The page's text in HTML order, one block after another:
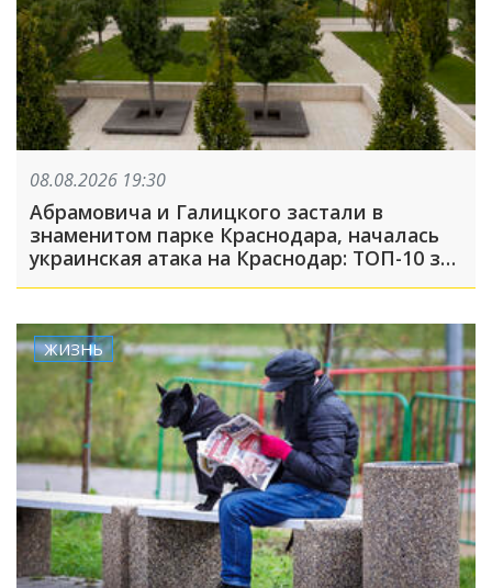
08.08.2026 19:30
Абрамовича и Галицкого застали в
знаменитом парке Краснодара, началась
украинская атака на Краснодар: ТОП-10 за
ЖИЗНЬ